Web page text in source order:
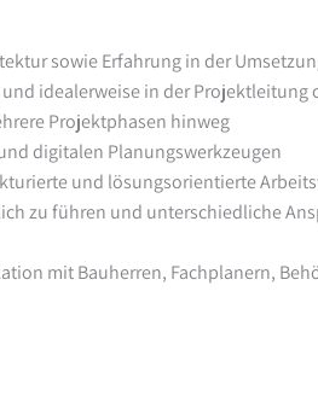
sowie Erfahrung in der
idealerweise in der Projektleitung
Projektphasen hinweg
digitalen Planungswerkzeugen
und lösungsorientierte
zu führen und unterschiedliche
mit Bauherren, Fachplanern,